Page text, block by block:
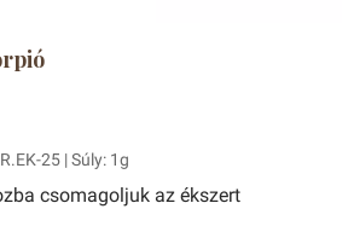
25 | Súly: 1g
csomagoljuk az ékszert